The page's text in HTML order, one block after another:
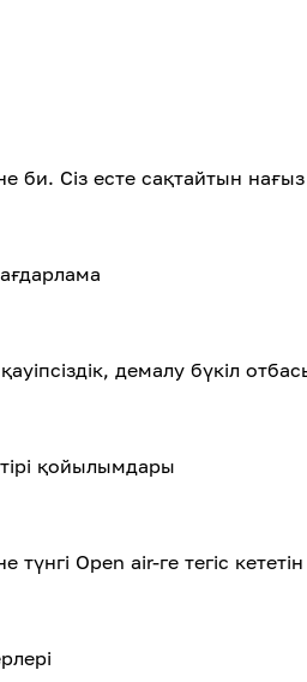
би. Сіз есте сақтайтын
демалу бүкіл
қойылымдары
түнгі Open air-ге тегіс